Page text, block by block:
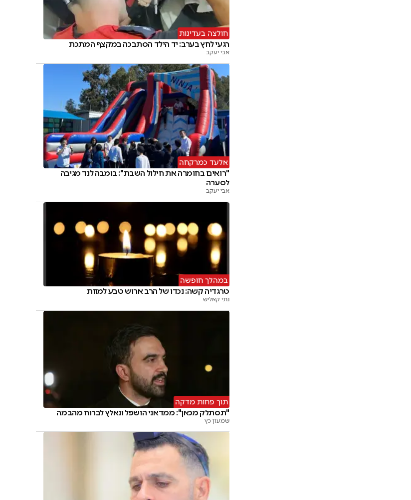
חולצה בעדינות
רגעי לחץ בערב: יד הילד הסתבכה במקצף המתכת
אבי יעקב
אלעד כמרקחה
"רואים בחומרה את חילול השבת": בומבה לנד מגיבה
לסערה
אבי יעקב
במהלך חופשה
טרגדיה קשה: נכדו של הרב ארוש טבע למוות
נתי קאליש
תוך פחות מדקה
"תסתלק מכאן": ממדאני הושפל ונאלץ לברוח מהבמה
שמעון כץ